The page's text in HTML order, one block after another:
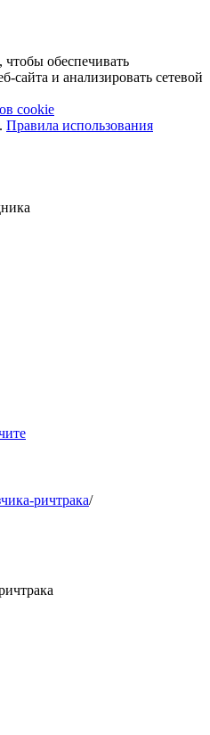
обеспечивать
сайта и анализировать сетевой
cookie
Правила использования
ричтрака/